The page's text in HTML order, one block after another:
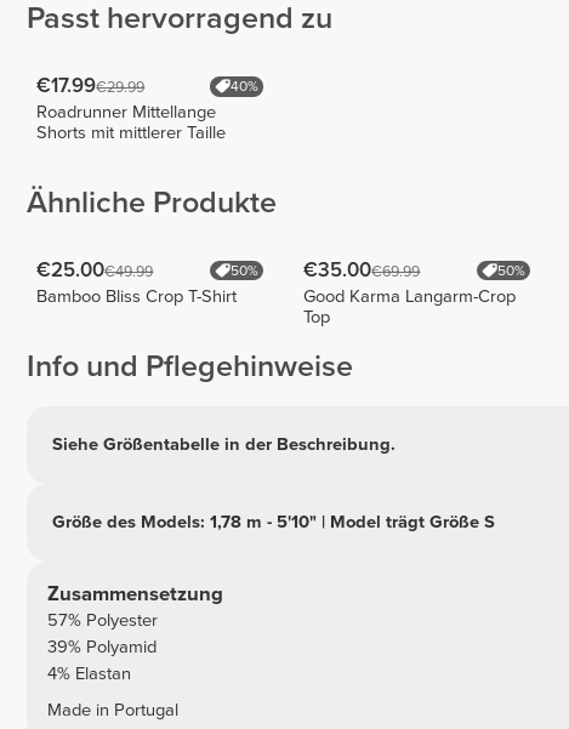
Passt hervorragend zu
€17.99€29.99 40%
Roadrunner Mittellange
Shorts mit mittlerer Taille
Ähnliche Produkte
€25.00€49.99 50%
Bamboo Bliss Crop T-Shirt
€35.00€69.99 50%
Good Karma Langarm-Crop
Top
Info und Pflegehinweise
Siehe Größentabelle in der Beschreibung.
Größe des Models: 1,78 m - 5'10" | Model trägt Größe S
Zusammensetzung
57% Polyester
39% Polyamid
4% Elastan
Made in Portugal